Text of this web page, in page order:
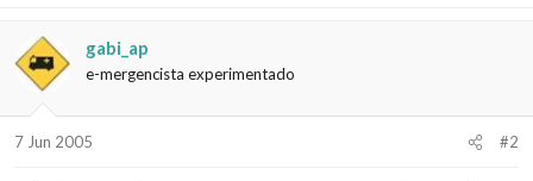
gabi_ap
e-mergencista experimentado
7 Jun 2005 #2